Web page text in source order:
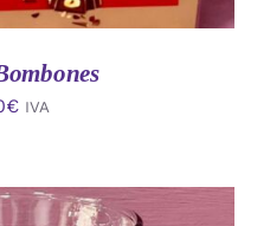
€ IVA